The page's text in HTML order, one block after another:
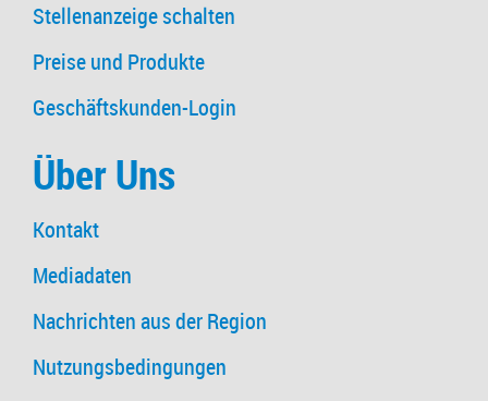
Stellenanzeige schalten
Preise und Produkte
Geschäftskunden-Login
Über Uns
Kontakt
Mediadaten
Nachrichten aus der Region
Nutzungsbedingungen